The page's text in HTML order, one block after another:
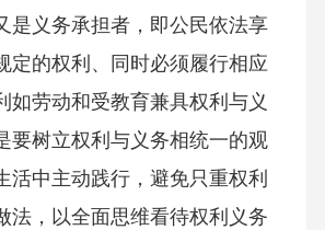
是义务承担者，即公民依法享
定的权利、同时必须履行相应
如劳动和受教育兼具权利与义
要树立权利与义务相统一的观
活中主动践行，避免只重权利
法，以全面思维看待权利义务